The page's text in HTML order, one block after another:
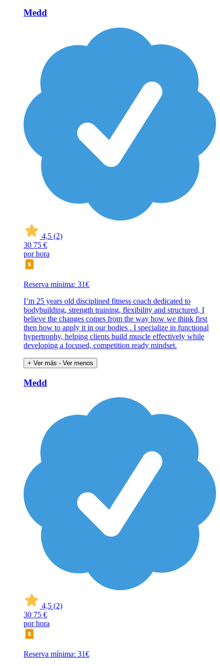
Medd
4,5 (2)
30 75 €
por hora
Reserva mínima: 31€
I’m 25 years old disciplined fitness coach dedicated to
bodybuilding, strength training, flexibility and structured, I
believe the changes comes from the way how we think first
then how to apply it in our bodies . I specialize in functional
hypertrophy, helping clients build muscle effectively while
developing a focused, competition ready mindset.
+ Ver más - Ver menos
Medd
4,5 (2)
30 75 €
por hora
Reserva mínima: 31€